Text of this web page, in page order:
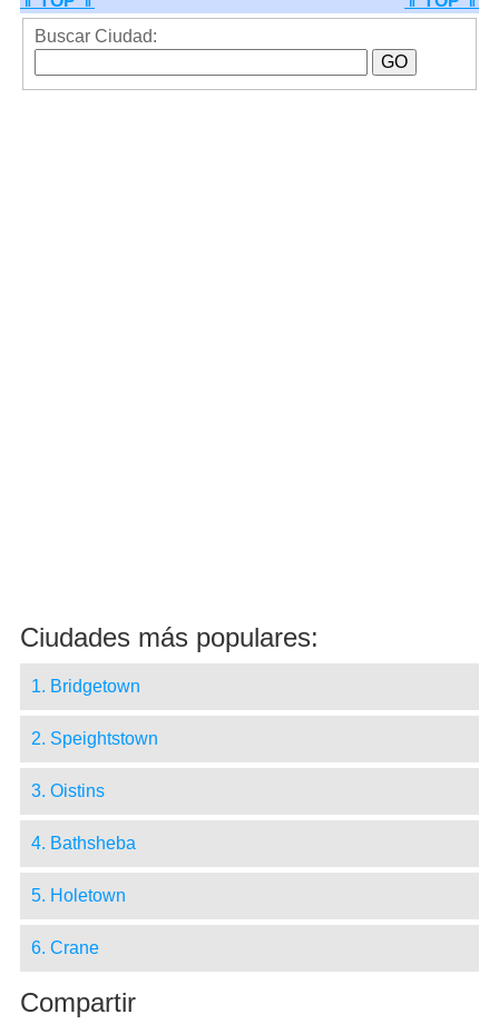
Buscar Ciudad:
Ciudades más populares:
1. Bridgetown
2. Speightstown
3. Oistins
4. Bathsheba
5. Holetown
6. Crane
Compartir